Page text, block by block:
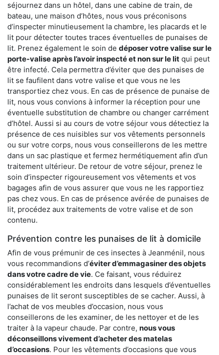
séjournez dans un hôtel, dans une cabine de train, de
bateau, une maison d’hôtes, nous vous préconisons
d’inspecter minutieusement la chambre, les placards et le
lit pour détecter toutes traces éventuelles de punaises de
lit. Prenez également le soin de déposer votre valise sur le
porte-valise après l’avoir inspecté et non sur le lit qui peut
être infecté. Cela permettra d’éviter que des punaises de
lit se faufilent dans votre valise et que vous ne les
transportiez chez vous. En cas de présence de punaise de
lit, nous vous convions à informer la réception pour une
éventuelle substitution de chambre ou changer carrément
d’hôtel. Aussi si au cours de votre séjour vous détectiez la
présence de ces nuisibles sur vos vêtements personnels
ou sur votre corps, nous vous conseillerons de les mettre
dans un sac plastique et fermez hermétiquement afin d’un
traitement ultérieur. De retour de votre séjour, prenez le
soin d’inspecter rigoureusement vos vêtements et vos
bagages afin de vous assurer que vous ne les rapportiez
pas chez vous. En cas de présence avérée de punaises de
lit, procédez aux traitements de votre valise et de son
contenu.
Prévention contre les punaises de lit à domicile
Afin de vous prémunir de ces insectes à Jeanménil, nous
vous recommandions d’éviter d’emmagasiner des objets
dans votre cadre de vie. Ce faisant, vous réduirez
considérablement les endroits dans lesquels d’éventuelles
punaises de lit seront susceptibles de se cacher. Aussi, à
l’achat de vos meubles d’occasion, nous vous
conseillerons de les examiner, de les nettoyer et de les
traiter à la vapeur chaude. Par contre, nous vous
déconseillons vivement d’acheter des matelas
d’occasions. Pour les vêtements d’occasions que vous